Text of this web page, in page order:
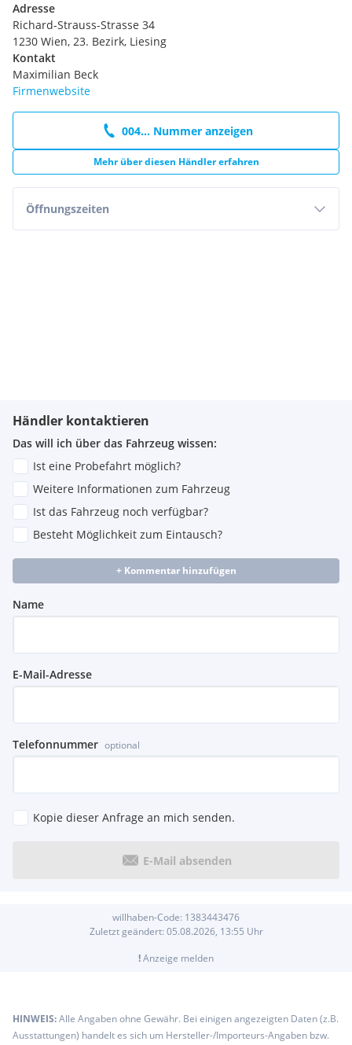
Adresse
Richard-Strauss-Strasse 34
1230 Wien, 23. Bezirk, Liesing
Kontakt
Maximilian Beck
Firmenwebsite
004... Nummer anzeigen
Mehr über diesen Händler erfahren
Öffnungszeiten
Händler kontaktieren
Das will ich über das Fahrzeug wissen:
Ist eine Probefahrt möglich?
Weitere Informationen zum Fahrzeug
Ist das Fahrzeug noch verfügbar?
Besteht Möglichkeit zum Eintausch?
+ Kommentar hinzufügen
Name
E-Mail-Adresse
Telefonnummer optional
Kopie dieser Anfrage an mich senden.
E-Mail absenden
willhaben-Code: 1383443476
Zuletzt geändert: 05.08.2026, 13:55 Uhr
!Anzeige melden
HINWEIS:Alle Angaben ohne Gewähr. Bei einigen angezeigten Daten (z.B.
Ausstattungen) handelt es sich um Hersteller-/Importeurs-Angaben bzw.